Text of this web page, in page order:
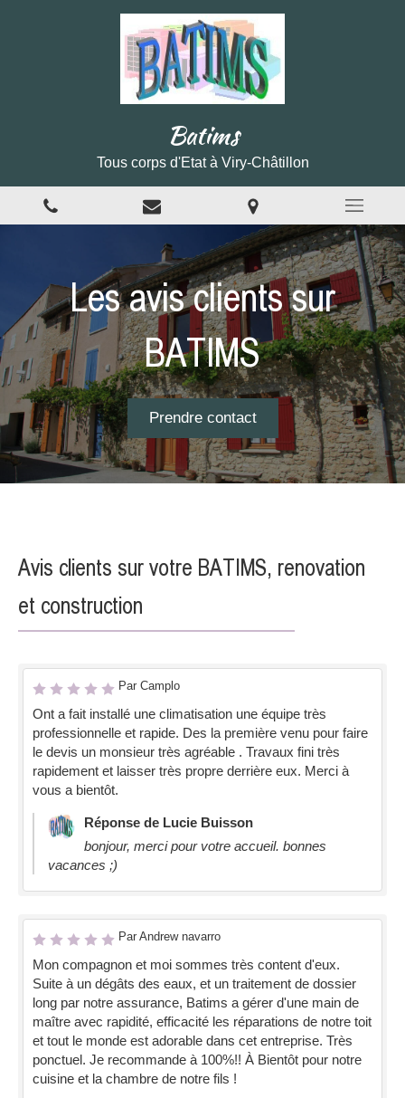
Batims
Tous corps d'Etat à Viry-Châtillon
Les avis clients sur
BATIMS
Prendre contact
Avis clients sur votre BATIMS, renovation
et construction
Par Camplo
Ont a fait installé une climatisation une équipe très
professionnelle et rapide. Des la première venu pour faire
le devis un monsieur très agréable . Travaux fini très
rapidement et laisser très propre derrière eux. Merci à
vous a bientôt.
Réponse de Lucie Buisson
bonjour, merci pour votre accueil. bonnes
vacances ;)
Par Andrew navarro
Mon compagnon et moi sommes très content d'eux.
Suite à un dégâts des eaux, et un traitement de dossier
long par notre assurance, Batims a gérer d'une main de
maître avec rapidité, efficacité les réparations de notre toit
et tout le monde est adorable dans cet entreprise. Très
ponctuel. Je recommande à 100%!! À Bientôt pour notre
cuisine et la chambre de notre fils !